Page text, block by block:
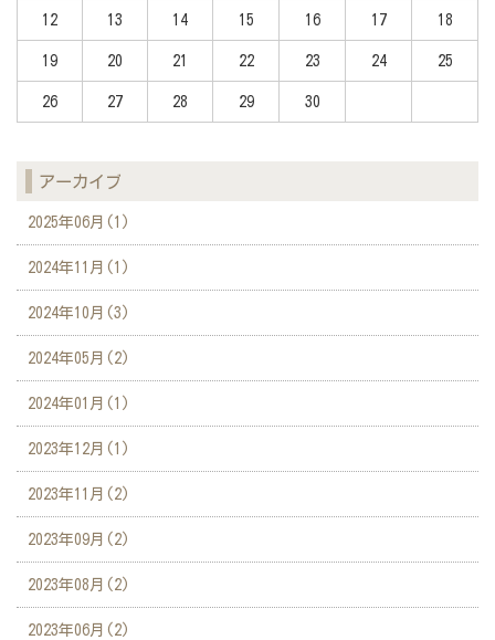
12 13 14 15 16 17 18
19 20 21 22 23 24 25
26 27 28 29 30
アーカイブ
2025年06月(1)
2024年11月(1)
2024年10月(3)
2024年05月(2)
2024年01月(1)
2023年12月(1)
2023年11月(2)
2023年09月(2)
2023年08月(2)
2023年06月(2)